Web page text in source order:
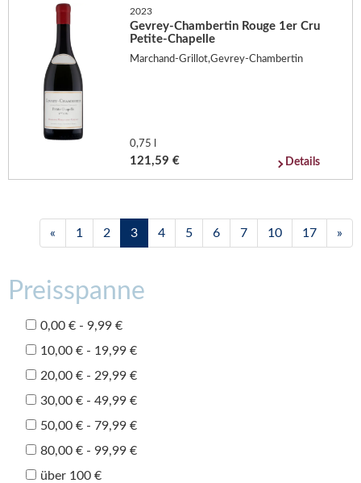
2023
Gevrey-Chambertin Rouge 1er Cru
Petite-Chapelle
Marchand-Grillot,Gevrey-Chambertin
0,75 l
121,59 € Details
« 1 2 3 4 5 6 7 10 17 »
Preisspanne
0,00 € - 9,99 €
10,00 € - 19,99 €
20,00 € - 29,99 €
30,00 € - 49,99 €
50,00 € - 79,99 €
80,00 € - 99,99 €
über 100 €